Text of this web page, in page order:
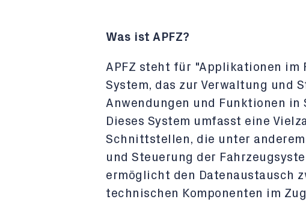
Was ist APFZ?
APFZ steht für "Applikationen im
System, das zur Verwaltung und
Anwendungen und Funktionen
Dieses System umfasst eine
Schnittstellen, die unter
und Steuerung der
ermöglicht den Datenaustausch
technischen Komponenten im